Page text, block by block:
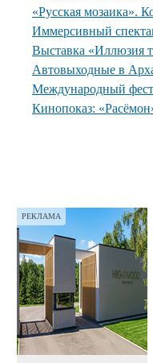
«Русская мозаика».
Иммерсивный
Выставка «Иллюзия
Автовыходные в
Международный
Кинопоказ:
РЕКЛАМА